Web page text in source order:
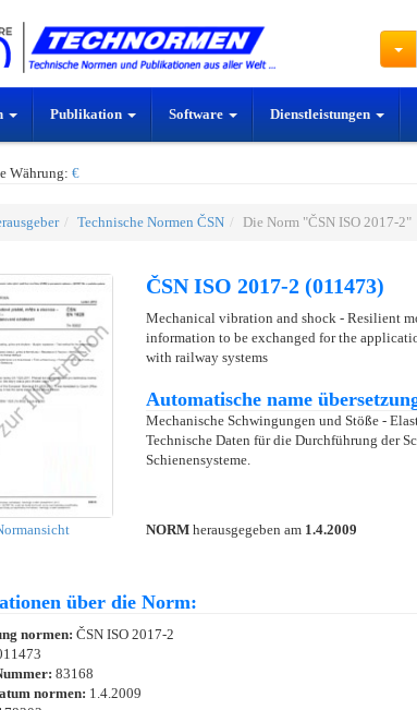
Publikation Software Dienstleistungen
Währung: €
Technische Normen ČSN Die Norm "ČSN ISO 2017-2"
ČSN ISO 2017-2 (011473)
Mechanical vibration and shock - Resilient
information to be exchanged for the
with railway systems
Automatische name
Mechanische Schwingungen und Stöße -
Technische Daten für die Durchführung der
Schienensysteme.
NORM herausgegeben am 1.4.2009
über die Norm:
normen: ČSN ISO 2017-2
83168
normen: 1.4.2009